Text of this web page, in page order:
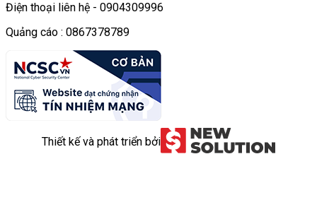
Điện thoại liên hệ - 0904309996
Quảng cáo : 0867378789
Thiết kế và phát triển bởi